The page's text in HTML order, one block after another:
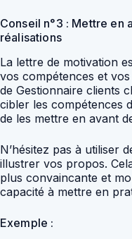
Conseil n°3 : Mettre en
réalisations
La lettre de motivation
vos compétences et
de Gestionnaire clients
cibler les compétences
de les mettre en avant
N’hésitez pas à utiliser
illustrer vos propos.
plus convaincante et
capacité à mettre en
Exemple :